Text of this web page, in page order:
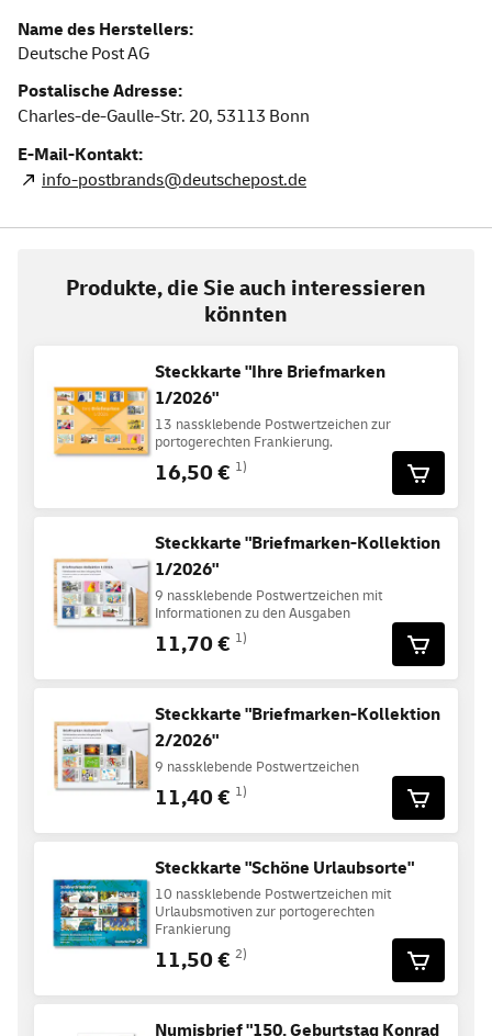
Name des Herstellers:
Deutsche Post AG
Postalische Adresse:
Charles-de-Gaulle-Str. 20, 53113 Bonn
E-Mail-Kontakt:
info-postbrands@deutschepost.de
Produkte, die Sie auch interessieren
könnten
Steckkarte "Ihre Briefmarken
1/2026"
13 nassklebende Postwertzeichen zur
portogerechten Frankierung.
16,50 € 1)
Steckkarte "Briefmarken-Kollektion
1/2026"
9 nassklebende Postwertzeichen mit
Informationen zu den Ausgaben
11,70 € 1)
Steckkarte "Briefmarken-Kollektion
2/2026"
9 nassklebende Postwertzeichen
11,40 € 1)
Steckkarte "Schöne Urlaubsorte"
10 nassklebende Postwertzeichen mit
Urlaubsmotiven zur portogerechten
Frankierung
11,50 € 2)
Numisbrief "150. Geburtstag Konrad